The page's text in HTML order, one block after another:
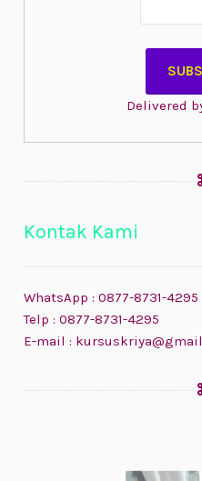
Delivered
Kontak Kami
WhatsApp : 0877-8731-4295
Telp : 0877-8731-4295
E-mail :